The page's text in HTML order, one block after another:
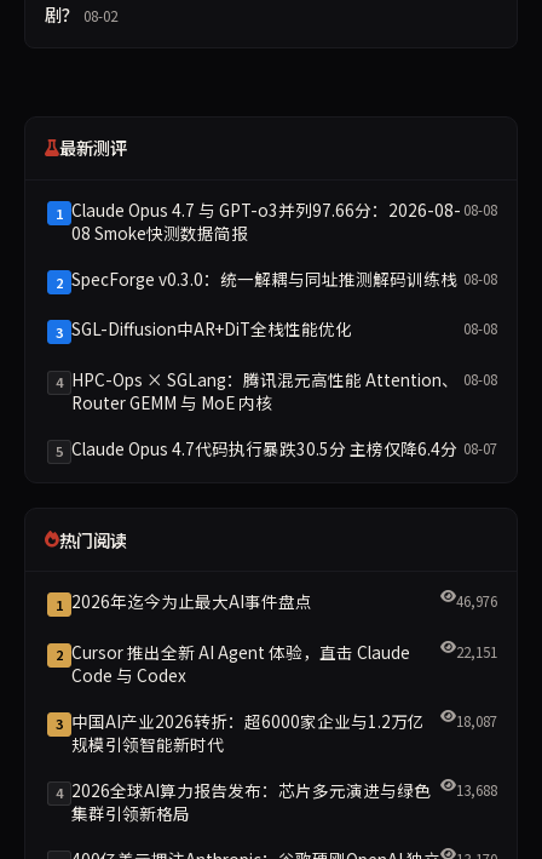
剧？
08-02
最新测评
1 Claude Opus 4.7 与 GPT-o3并列97.66分：2026-08-
08 Smoke快测数据简报
08-08
2 SpecForge v0.3.0：统一解耦与同址推测解码训练栈 08-08
3 SGL-Diffusion中AR+DiT全栈性能优化 08-08
4 HPC-Ops × SGLang：腾讯混元高性能 Attention、
Router GEMM 与 MoE 内核
08-08
5 Claude Opus 4.7代码执行暴跌30.5分 主榜仅降6.4分 08-07
热门阅读
1 2026年迄今为止最大AI事件盘点 46,976
2 Cursor 推出全新 AI Agent 体验，直击 Claude
Code 与 Codex
22,151
3 中国AI产业2026转折：超6000家企业与1.2万亿
规模引领智能新时代
18,087
4 2026全球AI算力报告发布：芯片多元演进与绿色
集群引领新格局
13,688